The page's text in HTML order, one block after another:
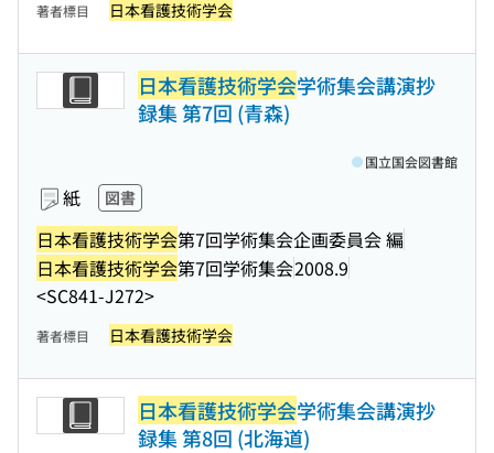
著者標目 日本看護技術学会
日本看護技術学会学術集会講演抄
録集 第7回 (青森)
紙 図書
日本看護技術学会第7回学術集会企画委員会 編
日本看護技術学会第7回学術集会2008.9
<SC841-J272>
国立国会図書館
著者標目 日本看護技術学会
日本看護技術学会学術集会講演抄
録集 第8回 (北海道)